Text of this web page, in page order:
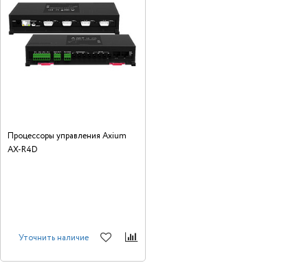
Процессоры управления Axium
AX-R4D
Уточнить наличие